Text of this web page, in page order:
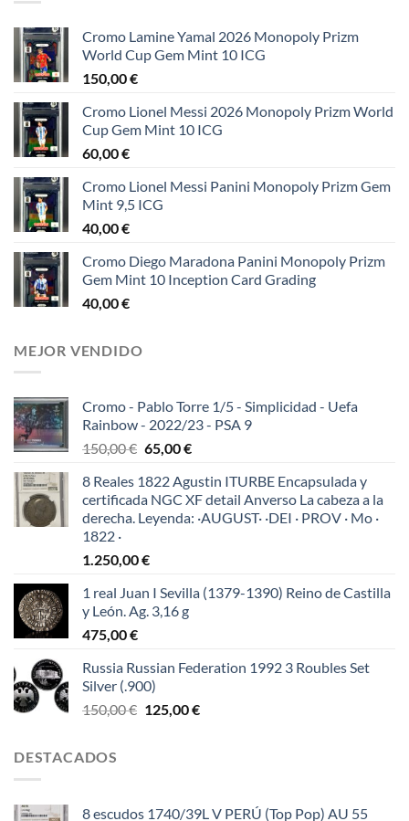
Cromo Lamine Yamal 2026 Monopoly Prizm
World Cup Gem Mint 10 ICG
150,00€
Cromo Lionel Messi 2026 Monopoly Prizm World
Cup Gem Mint 10 ICG
60,00€
Cromo Lionel Messi Panini Monopoly Prizm Gem
Mint 9,5 ICG
40,00€
Cromo Diego Maradona Panini Monopoly Prizm
Gem Mint 10 Inception Card Grading
40,00€
MEJOR VENDIDO
Cromo - Pablo Torre 1/5 - Simplicidad - Uefa
Rainbow - 2022/23 - PSA 9
150,00€ El
original
era:
150,00 €.
65,00€El
actual
es:
65,00 €.
8 Reales 1822 Agustin ITURBE Encapsulada y
certificada NGC XF detail Anverso La cabeza a la
derecha. Leyenda: ·AUGUST· ·DEI · PROV · Mo ·
1822 ·
1.250,00€
1 real Juan I Sevilla (1379-1390) Reino de Castilla
y León. Ag. 3,16 g
475,00€
Russia Russian Federation 1992 3 Roubles Set
Silver (.900)
150,00€ El
125,00€El
DESTACADOS
8 escudos 1740/39L V PERÚ (Top Pop) AU 55